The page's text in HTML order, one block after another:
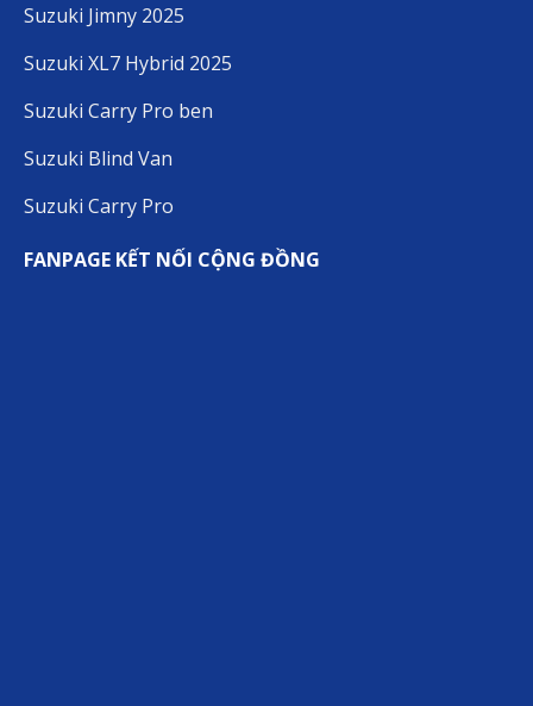
Suzuki Jimny 2025
Suzuki XL7 Hybrid 2025
Suzuki Carry Pro ben
Suzuki Blind Van
Suzuki Carry Pro
FANPAGE KẾT NỐI CỘNG ĐỒNG